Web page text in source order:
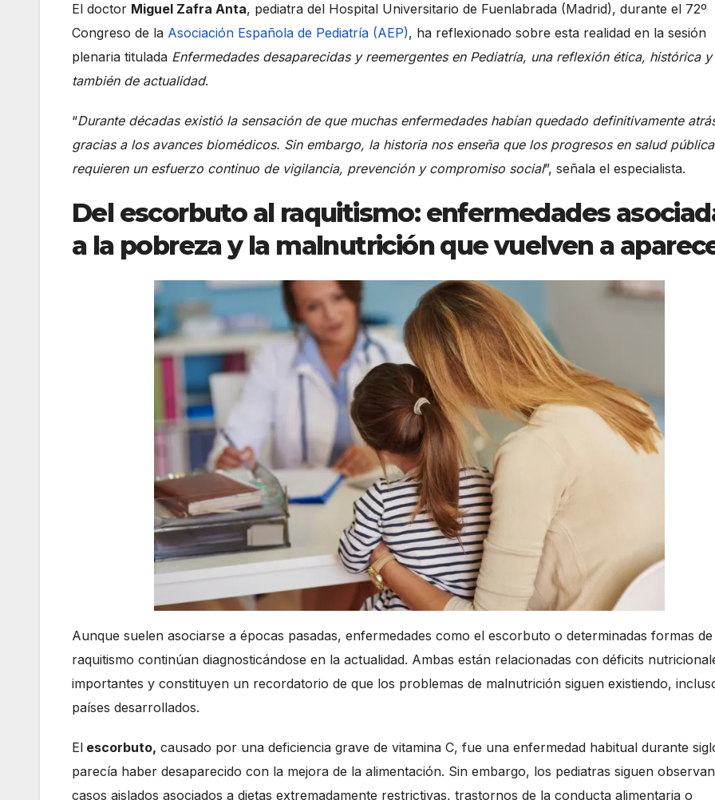
El doctor Miguel Zafra Anta, pediatra del Hospital Universitario de Fuenlabrada (Madrid), durante el 72º
Congreso de la Asociación Española de Pediatría (AEP), ha reflexionado sobre esta realidad en la sesión
plenaria titulada Enfermedades desaparecidas y reemergentes en Pediatría, una reflexión ética, histórica y
también de actualidad.
“Durante décadas existió la sensación de que muchas enfermedades habían quedado definitivamente
gracias a los avances biomédicos. Sin embargo, la historia nos enseña que los progresos en salud pública
requieren un esfuerzo continuo de vigilancia, prevención y compromiso social”, señala el especialista.
Del escorbuto al raquitismo: enfermedades
a la pobreza y la malnutrición que vuelven a
Aunque suelen asociarse a épocas pasadas, enfermedades como el escorbuto o determinadas formas de
raquitismo continúan diagnosticándose en la actualidad. Ambas están relacionadas con déficits
importantes y constituyen un recordatorio de que los problemas de malnutrición siguen existiendo,
países desarrollados.
El escorbuto, causado por una deficiencia grave de vitamina C, fue una enfermedad habitual durante
parecía haber desaparecido con la mejora de la alimentación. Sin embargo, los pediatras siguen
casos aislados asociados a dietas extremadamente restrictivas, trastornos de la conducta alimentaria o